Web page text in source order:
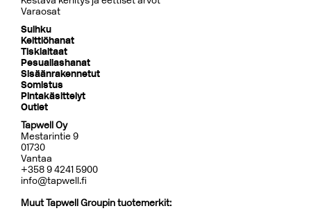
Varaosat
Suihku
Keittiöhanat
Tiskialtaat
Pesuallashanat
Sisäänrakennetut
Somistus
Pintakäsittelyt
Outlet
Tapwell Oy
Mestarintie 9
01730
Vantaa
+358 9 4241 5900
info@tapwell.fi
Muut Tapwell Groupin tuotemerkit: